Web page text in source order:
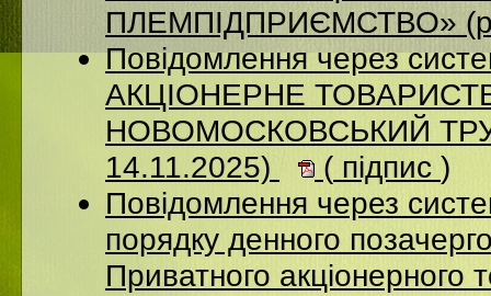
ПЛЕМПІДПРИЄМСТВО»
Повідомлення через
АКЦIОНЕРНЕ
НОВОМОСКОВСЬКИЙ
14.11.2025)
( підпис )
Повідомлення через
порядку денного
Приватного акціонерного